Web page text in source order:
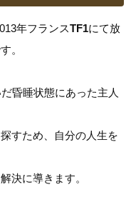
年フランスTF1にて放
。
昏睡状態にあった主人
すため、自分の人生を
決に導きます。